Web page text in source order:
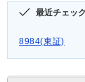
最近チェッ
8984(東証)